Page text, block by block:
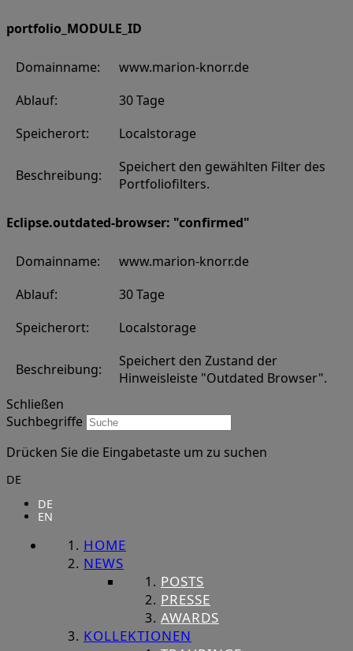
portfolio_MODULE_ID
Domainname:
www.marion-knorr.de
Ablauf:
30 Tage
Speicherort:
Localstorage
Beschreibung:
Speichert den gewählten Filter des
Portfoliofilters.
Eclipse.outdated-browser: "confirmed"
Domainname:
www.marion-knorr.de
Ablauf:
30 Tage
Speicherort:
Localstorage
Beschreibung:
Speichert den Zustand der
Hinweisleiste "Outdated Browser".
Schließen
Suchbegriffe
Drücken Sie die Eingabetaste um zu suchen
DE
DE
EN
HOME
NEWS
POSTS
PRESSE
AWARDS
KOLLEKTIONEN